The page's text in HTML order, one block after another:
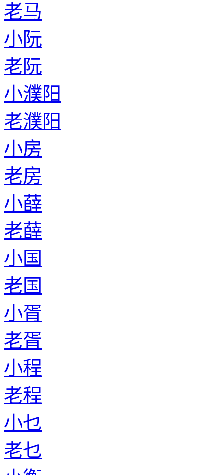
老马
小阮
老阮
小濮阳
老濮阳
小房
老房
小薛
老薛
小国
老国
小胥
老胥
小程
老程
小乜
老乜